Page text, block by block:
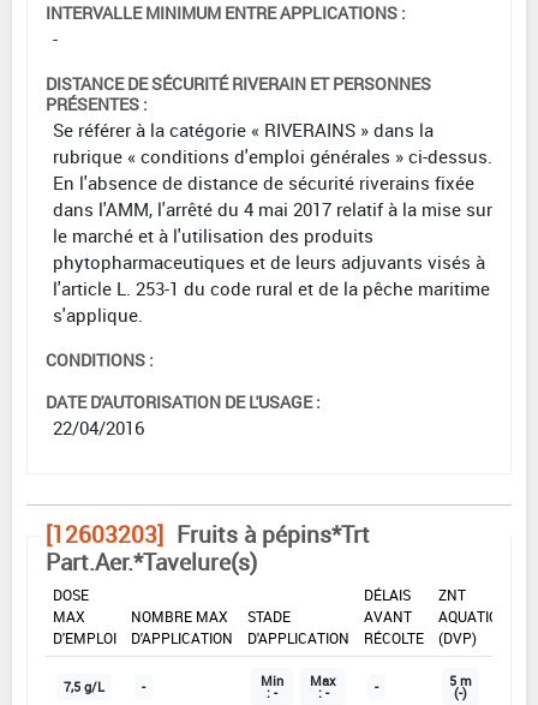
INTERVALLE MINIMUM ENTRE APPLICATIONS :
-
DISTANCE DE SÉCURITÉ RIVERAIN ET PERSONNES
PRÉSENTES :
Se référer à la catégorie « RIVERAINS » dans la
rubrique « conditions d'emploi générales » ci-dessus.
En l'absence de distance de sécurité riverains fixée
dans l'AMM, l'arrêté du 4 mai 2017 relatif à la mise sur
le marché et à l'utilisation des produits
phytopharmaceutiques et de leurs adjuvants visés à
l'article L. 253-1 du code rural et de la pêche maritime
s'applique.
CONDITIONS :
DATE D'AUTORISATION DE L'USAGE :
22/04/2016
[12603203] Fruits à pépins*Trt
Part.Aer.*Tavelure(s)
DOSE
MAX
D'EMPLOI
NOMBRE MAX
D'APPLICATION
STADE
D'APPLICATION
DÉLAIS
AVANT
RÉCOLTE
ZNT
AQUATIQUE
(DVP)
7,5 g/L - Min
: -
Max
: - - 5 m
(-)